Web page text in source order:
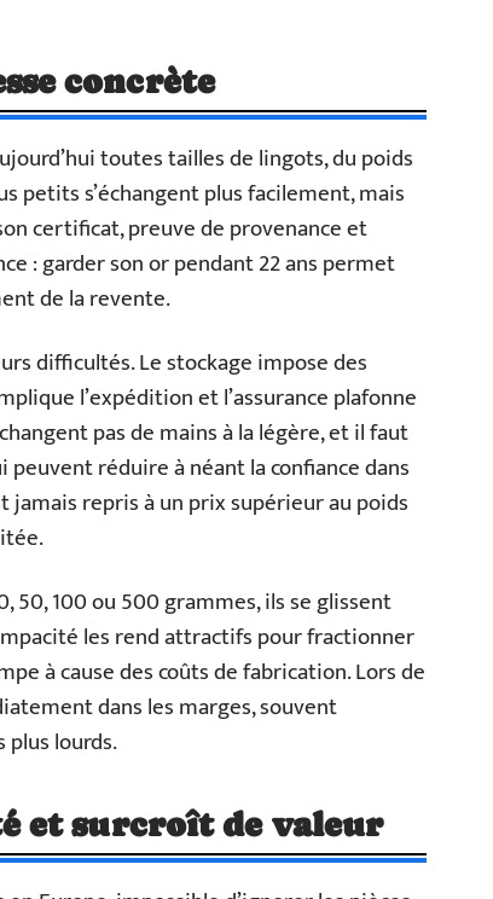
concrète
toutes tailles de lingots, du poids
petits s’échangent plus facilement, mais
certificat, preuve de provenance et
: garder son or pendant 22 ans permet
de la revente.
difficultés. Le stockage impose des
l’expédition et l’assurance plafonne
pas de mains à la légère, et il faut
réduire à néant la confiance dans
repris à un prix supérieur au poids
50, 100 ou 500 grammes, ils se glissent
les rend attractifs pour fractionner
à cause des coûts de fabrication. Lors de
dans les marges, souvent
lourds.
et surcroît de valeur